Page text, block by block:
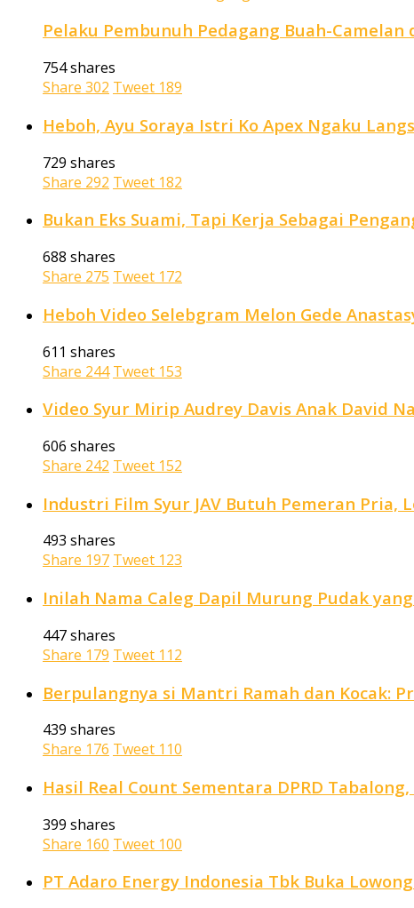
Pelaku Pembunuh Pedagang Buah-
754 shares
Share 302 Tweet 189
Heboh, Ayu Soraya Istri Ko Apex Ngaku
729 shares
Share 292 Tweet 182
Bukan Eks Suami, Tapi Kerja Sebagai
688 shares
Share 275 Tweet 172
Heboh Video Selebgram Melon Gede
611 shares
Share 244 Tweet 153
Video Syur Mirip Audrey Davis Anak David
606 shares
Share 242 Tweet 152
Industri Film Syur JAV Butuh Pemeran Pria,
493 shares
Share 197 Tweet 123
Inilah Nama Caleg Dapil Murung Pudak
447 shares
Share 179 Tweet 112
Berpulangnya si Mantri Ramah dan Kocak:
439 shares
Share 176 Tweet 110
Hasil Real Count Sementara DPRD
399 shares
Share 160 Tweet 100
PT Adaro Energy Indonesia Tbk Buka